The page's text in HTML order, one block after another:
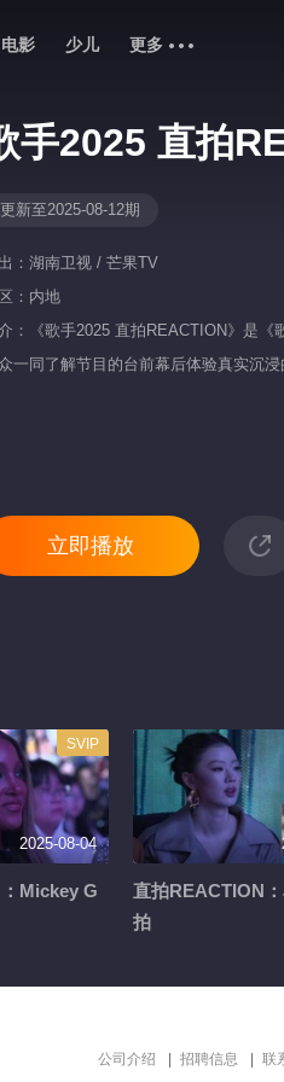
电影 少儿 更多
手2025 直拍
更新至2025-08-12期
： 湖南卫视 / 芒果TV
： 内地
：《歌手2025 直拍REACTION》是
一同了解节目的台前幕后体验真实沉浸
立即播放
SVIP
2025-08-04
Mickey G
直拍REACTION
拍
公司介绍 招聘信息 联